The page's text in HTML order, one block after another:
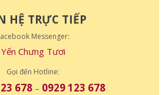
HỆ TRỰC TIẾP
Messenger:
Yến Chưng Tươi
Gọi đến Hotline:
678 – 0929 123 678